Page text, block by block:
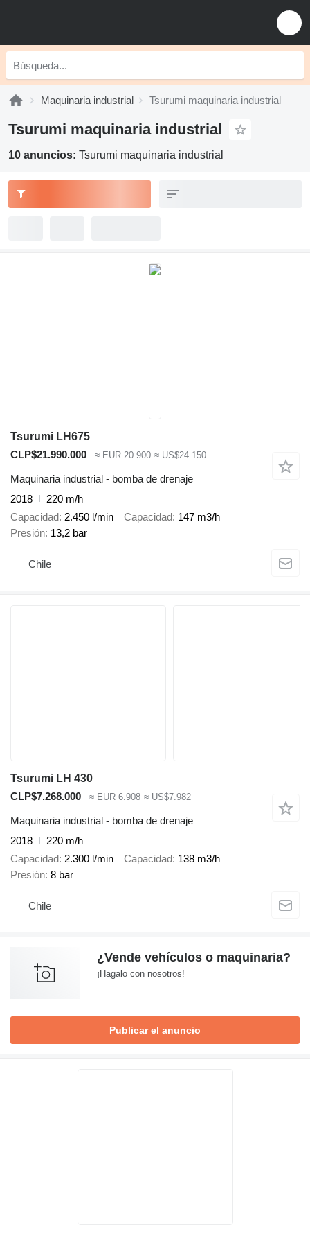
Maquinaria industrial Tsurumi maquinaria industrial
Tsurumi maquinaria industrial
10 anuncios: Tsurumi maquinaria industrial
Tsurumi LH675
CLP$21.990.000
≈ EUR 20.900 ≈ US$24.150
Maquinaria industrial - bomba de drenaje
2018
220 m/h
Capacidad 2.450 l/min Capacidad 147 m3/h
Presión 13,2 bar
Chile
Tsurumi LH 430
CLP$7.268.000
≈ EUR 6.908 ≈ US$7.982
Maquinaria industrial - bomba de drenaje
2018
220 m/h
Capacidad 2.300 l/min Capacidad 138 m3/h
Presión 8 bar
Chile
¿Vende vehículos o maquinaria?
¡Hagalo con nosotros!
Publicar el anuncio